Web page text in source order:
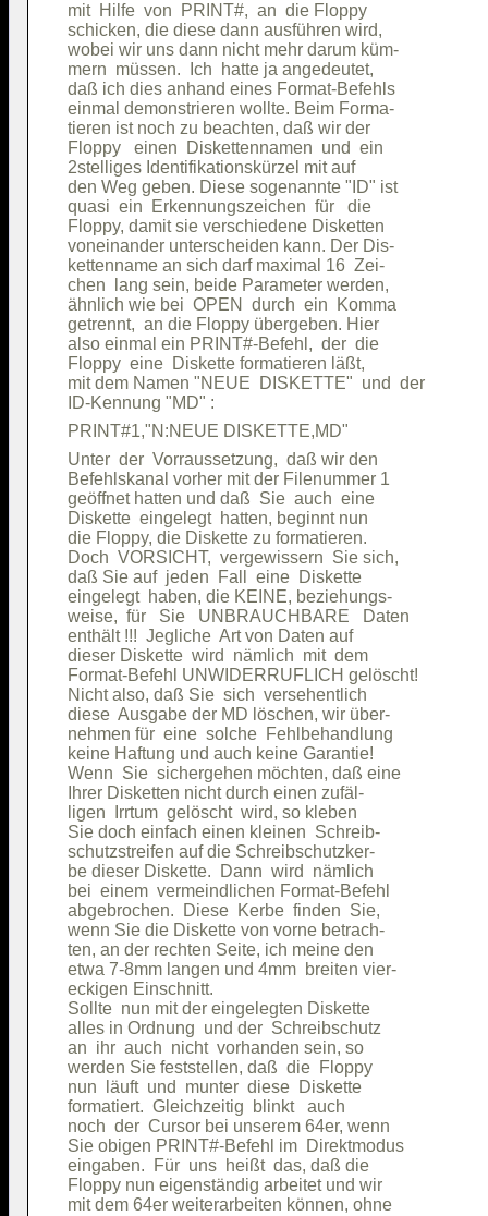
mit  Hilfe  von  PRINT#,  an  die Floppy
schicken, die diese dann ausführen wird,
wobei wir uns dann nicht mehr darum küm-
mern  müssen.  Ich  hatte ja angedeutet,
daß ich dies anhand eines Format-Befehls
einmal demonstrieren wollte. Beim Forma-
tieren ist noch zu beachten, daß wir der
Floppy   einen  Diskettennamen  und  ein
2stelliges Identifikationskürzel mit auf
den Weg geben. Diese sogenannte "ID" ist
quasi  ein  Erkennungszeichen  für   die
Floppy, damit sie verschiedene Disketten
voneinander unterscheiden kann. Der Dis-
kettenname an sich darf maximal 16  Zei-
chen  lang sein, beide Parameter werden,
ähnlich wie bei  OPEN  durch  ein  Komma
getrennt,  an die Floppy übergeben. Hier
also einmal ein PRINT#-Befehl,  der  die
Floppy  eine  Diskette formatieren läßt,
mit dem Namen "NEUE  DISKETTE"  und  der
Unter  der  Vorraussetzung,  daß wir den
Befehlskanal vorher mit der Filenummer 1
geöffnet hatten und daß  Sie  auch  eine
Diskette  eingelegt  hatten, beginnt nun
die Floppy, die Diskette zu formatieren.
Doch  VORSICHT,  vergewissern  Sie sich,
daß Sie auf  jeden  Fall  eine  Diskette
eingelegt  haben, die KEINE, beziehungs-
weise,  für   Sie   UNBRAUCHBARE   Daten
enthält !!!  Jegliche  Art von Daten auf
dieser Diskette  wird  nämlich  mit  dem
Format-Befehl UNWIDERRUFLICH gelöscht!
Nicht also, daß Sie  sich  versehentlich
diese  Ausgabe der MD löschen, wir über-
nehmen für  eine  solche  Fehlbehandlung
keine Haftung und auch keine Garantie!
Wenn  Sie  sichergehen möchten, daß eine
Ihrer Disketten nicht durch einen zufäl-
ligen  Irrtum  gelöscht  wird, so kleben
Sie doch einfach einen kleinen  Schreib-
schutzstreifen auf die Schreibschutzker-
be dieser Diskette.  Dann  wird  nämlich
bei  einem  vermeindlichen Format-Befehl
abgebrochen.  Diese  Kerbe  finden  Sie,
wenn Sie die Diskette von vorne betrach-
ten, an der rechten Seite, ich meine den
etwa 7-8mm langen und 4mm  breiten vier-
eckigen Einschnitt.
Sollte  nun mit der eingelegten Diskette
alles in Ordnung  und der  Schreibschutz
an  ihr  auch  nicht  vorhanden sein, so
werden Sie feststellen, daß  die  Floppy
nun  läuft  und  munter  diese  Diskette
formatiert.  Gleichzeitig  blinkt   auch
noch  der  Cursor bei unserem 64er, wenn
Sie obigen PRINT#-Befehl im  Direktmodus
eingaben.  Für  uns  heißt  das, daß die
Floppy nun eigenständig arbeitet und wir
mit dem 64er weiterarbeiten können, ohne